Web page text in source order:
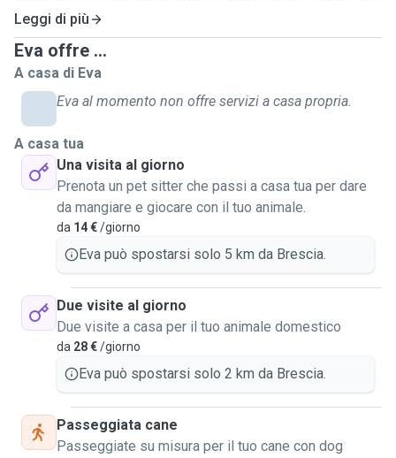
xke ho già 2 cani e 1 gatto e non vanno d'accordo con altri
animali, ho 2 figli e potrebbe capitare di doverli portare con
me qualche volta quindi chiedo di avvisare se il cane o il
gatto non vanno d'accordo con i bambini 😊 se serve porto
anche il tuo pet dal veterinario e/o toelettatura con gli
appositi trasportini (io li ho di taglia media 1 per cane e 1
per il gatto). Amo tutti gli animali quindi se dovessi
occuparmi di altri animali come pappagalli, serpenti, roditori
ecc sono pronta ad imparare e a fare nuove esperienze, ho
l'attestato di addestratore cinofilo e assistente veterinario
quindi conosco le basi...se dovesse servire ho referenze.
Contattatemi anche senza impegno grazie 😊
Leggi di più
Eva offre ...
A casa di Eva
Eva al momento non offre servizi a casa propria.
A casa tua
Una visita al giorno
Prenota un pet sitter che passi a casa tua per dare
da mangiare e giocare con il tuo animale.
da 14 €/giorno
Eva può spostarsi solo 5 km da Brescia.
Due visite al giorno
Due visite a casa per il tuo animale domestico
da 28 €/giorno
Eva può spostarsi solo 2 km da Brescia.
Passeggiata cane
Passeggiate su misura per il tuo cane con dog